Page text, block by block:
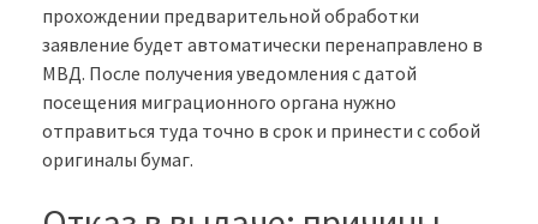
прохождении предварительной обработки
заявление будет автоматически перенаправлено в
МВД. После получения уведомления с датой
посещения миграционного органа нужно
отправиться туда точно в срок и принести с собой
оригиналы бумаг.